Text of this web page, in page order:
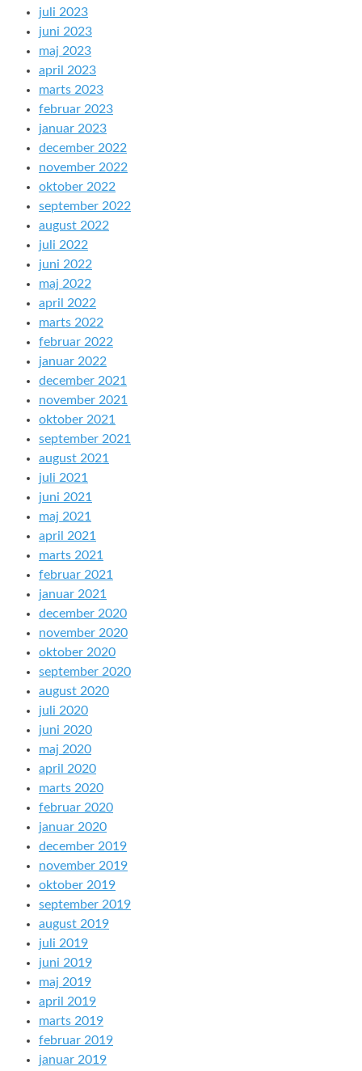
juli 2023
juni 2023
maj 2023
april 2023
marts 2023
februar 2023
januar 2023
december 2022
november 2022
oktober 2022
september 2022
august 2022
juli 2022
juni 2022
maj 2022
april 2022
marts 2022
februar 2022
januar 2022
december 2021
november 2021
oktober 2021
september 2021
august 2021
juli 2021
juni 2021
maj 2021
april 2021
marts 2021
februar 2021
januar 2021
december 2020
november 2020
oktober 2020
september 2020
august 2020
juli 2020
juni 2020
maj 2020
april 2020
marts 2020
februar 2020
januar 2020
december 2019
november 2019
oktober 2019
september 2019
august 2019
juli 2019
juni 2019
maj 2019
april 2019
marts 2019
februar 2019
januar 2019